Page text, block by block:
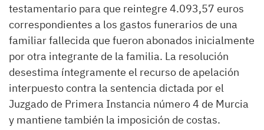
testamentario para que reintegre 4.093,57 euros
correspondientes a los gastos funerarios de una
familiar fallecida que fueron abonados inicialmente
por otra integrante de la familia. La resolución
desestima íntegramente el recurso de apelación
interpuesto contra la sentencia dictada por el
Juzgado de Primera Instancia número 4 de Murcia
y mantiene también la imposición de costas.